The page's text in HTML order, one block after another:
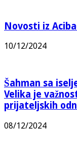
Novosti iz
10/12/2024
Šahman sa
Velika je
prijateljskih
08/12/2024